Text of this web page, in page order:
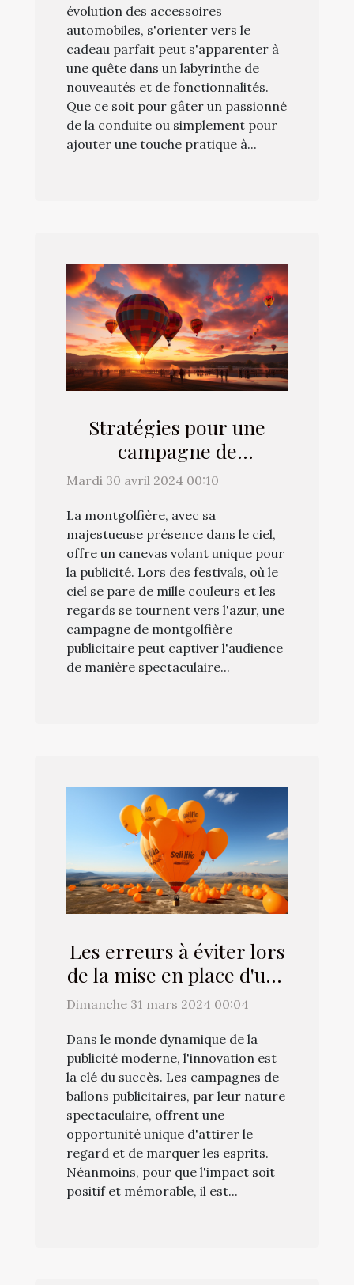
évolution des accessoires
automobiles, s'orienter vers le
cadeau parfait peut s'apparenter à
une quête dans un labyrinthe de
nouveautés et de fonctionnalités.
Que ce soit pour gâter un passionné
de la conduite ou simplement pour
ajouter une touche pratique à...
Stratégies pour une
campagne de
montgolfière
pendant les festivals
Mardi 30 avril 2024 00:10
La montgolfière, avec sa
majestueuse présence dans le ciel,
offre un canevas volant unique pour
la publicité. Lors des festivals, où le
ciel se pare de mille couleurs et les
regards se tournent vers l'azur, une
campagne de montgolfière
publicitaire peut captiver l'audience
de manière spectaculaire...
Les erreurs à éviter lors
de la mise en place d'une
campagne de ballons
Dimanche 31 mars 2024 00:04
Dans le monde dynamique de la
publicité moderne, l'innovation est
la clé du succès. Les campagnes de
ballons publicitaires, par leur nature
spectaculaire, offrent une
opportunité unique d'attirer le
regard et de marquer les esprits.
Néanmoins, pour que l'impact soit
positif et mémorable, il est...